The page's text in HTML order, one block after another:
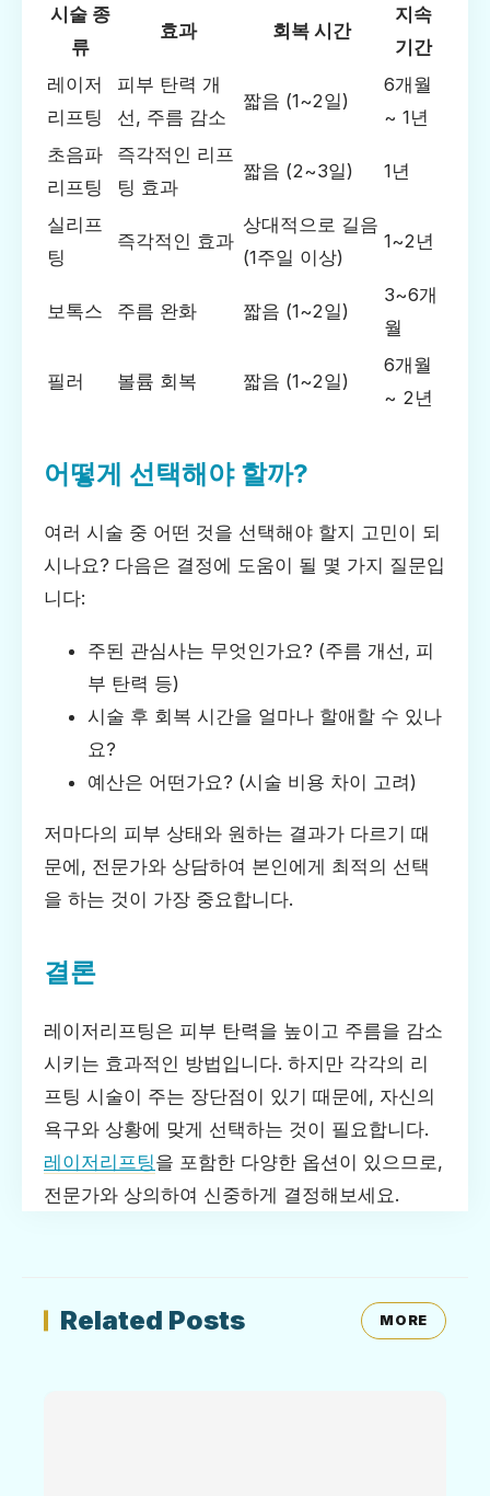
시술 종
류
효과 회복 시간
지속
기간
레이저
리프팅
피부 탄력 개
선, 주름 감소
짧음 (1~2일)
6개월
~ 1년
초음파
리프팅
즉각적인 리프
팅 효과
짧음 (2~3일) 1년
실리프
팅
즉각적인 효과
상대적으로 길음
(1주일 이상)
1~2년
보톡스 주름 완화 짧음 (1~2일)
3~6개
월
필러 볼륨 회복 짧음 (1~2일)
6개월
~ 2년
어떻게 선택해야 할까?
여러 시술 중 어떤 것을 선택해야 할지 고민이 되
시나요? 다음은 결정에 도움이 될 몇 가지 질문입
니다:
주된 관심사는 무엇인가요? (주름 개선, 피
부 탄력 등)
시술 후 회복 시간을 얼마나 할애할 수 있나
요?
예산은 어떤가요? (시술 비용 차이 고려)
저마다의 피부 상태와 원하는 결과가 다르기 때
문에, 전문가와 상담하여 본인에게 최적의 선택
을 하는 것이 가장 중요합니다.
결론
레이저리프팅은 피부 탄력을 높이고 주름을 감소
시키는 효과적인 방법입니다. 하지만 각각의 리
프팅 시술이 주는 장단점이 있기 때문에, 자신의
욕구와 상황에 맞게 선택하는 것이 필요합니다.
레이저리프팅을 포함한 다양한 옵션이 있으므로,
전문가와 상의하여 신중하게 결정해보세요.
Related Posts MORE